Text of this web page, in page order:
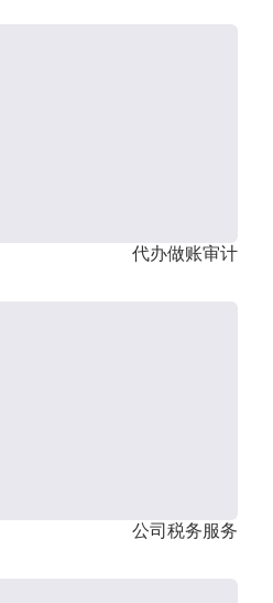
代办做账审计
公司税务服务